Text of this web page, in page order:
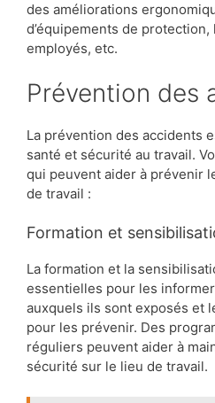
des améliorations
d’équipements de
employés, etc.
Prévention
La prévention des accidents
santé et sécurité au travail.
qui peuvent aider à prévenir
de travail :
Formation et
La formation et la
essentielles pour les
auxquels ils sont exposés et
pour les prévenir. Des
réguliers peuvent aider à
sécurité sur le lieu de travail.